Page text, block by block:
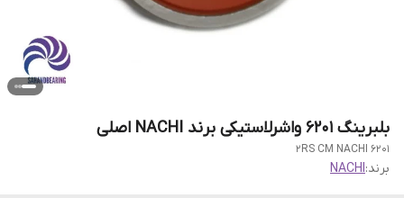
بلبرینگ 6201 واشرلاستیکی برند NACHI اصلی
6201 2RS CM NACHI
برند:NACHI